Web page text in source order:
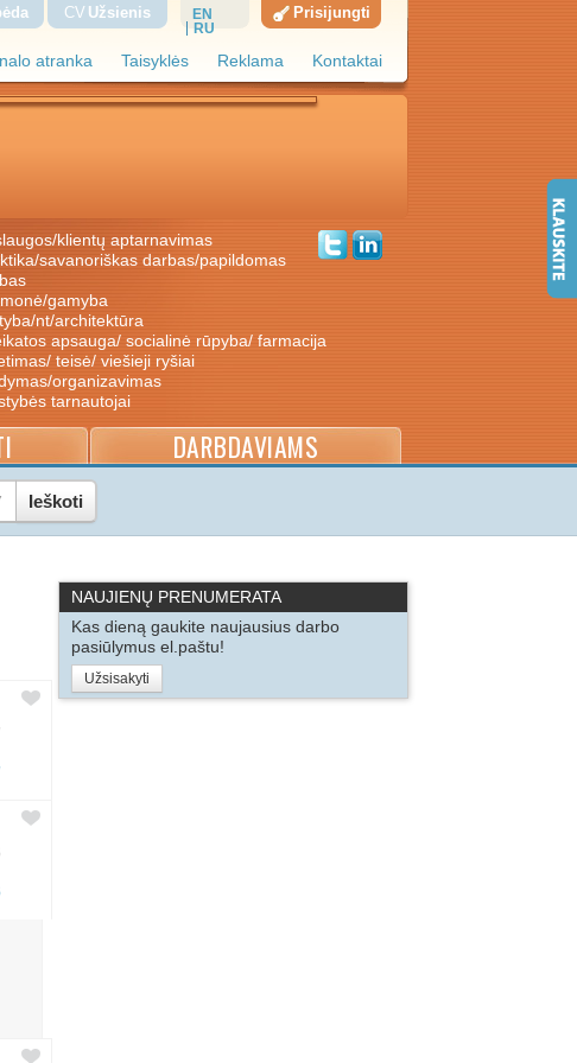
atranka Taisyklės Reklama Kontaktai
CV Užsienis
EN
RU
Prisijungti
klientų aptarnavimas
gamyba
nt/architektūra
apsauga/ socialinė rūpyba/ farmacija
teisė/ viešieji ryšiai
organizavimas
tarnautojai
DARBDAVIAMS
Ieškoti
NAUJIENŲ PRENUMERATA
Kas dieną gaukite naujausius darbo
pasiūlymus el.paštu!
Užsisakyti